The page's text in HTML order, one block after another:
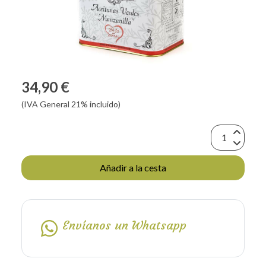
34,90 €
(IVA General 21% incluido)
Añadir a la cesta
Envíanos un Whatsapp